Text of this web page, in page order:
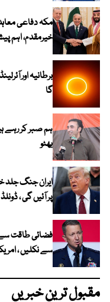
مکہ دفاعی
خیرمقدم، اہم
گا
ہم صبر کر رہے
بھٹو
ایران جنگ جلد
پر آئیں گی ،
فضائی طاقت
سے نکلیں ،
مقبول ترین خبریں